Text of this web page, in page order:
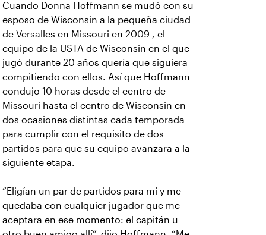
Cuando Donna Hoffmann se mudó con su
esposo de Wisconsin a la pequeña ciudad
de Versalles en Missouri en 2009 , el
equipo de la USTA de Wisconsin en el que
jugó durante 20 años quería que siguiera
compitiendo con ellos. Así que Hoffmann
condujo 10 horas desde el centro de
Missouri hasta el centro de Wisconsin en
dos ocasiones distintas cada temporada
para cumplir con el requisito de dos
partidos para que su equipo avanzara a la
siguiente etapa.
“Eligían un par de partidos para mí y me
quedaba con cualquier jugador que me
aceptara en ese momento: el capitán u